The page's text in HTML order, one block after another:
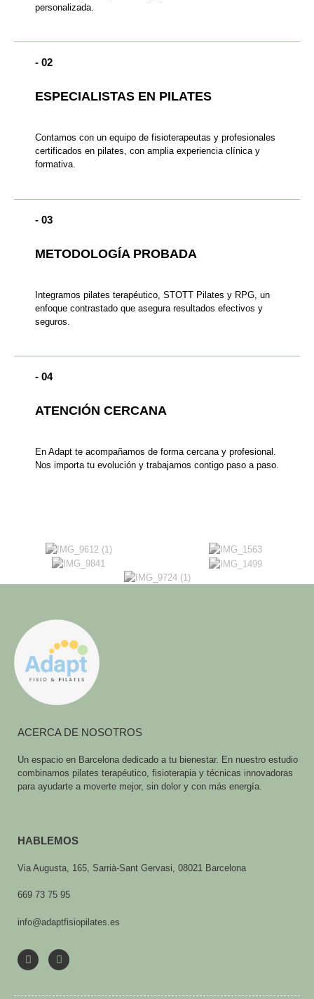
personalizada.
- 02
ESPECIALISTAS EN PILATES
Contamos con un equipo de fisioterapeutas y profesionales
certificados en pilates, con amplia experiencia clínica y
formativa.
- 03
METODOLOGÍA PROBADA
Integramos pilates terapéutico, STOTT Pilates y RPG, un
enfoque contrastado que asegura resultados efectivos y
seguros.
- 04
ATENCIÓN CERCANA
En Adapt te acompañamos de forma cercana y profesional.
Nos importa tu evolución y trabajamos contigo paso a paso.
ACERCA DE NOSOTROS
Un espacio en Barcelona dedicado a tu bienestar. En nuestro estudio
combinamos pilates terapéutico, fisioterapia y técnicas innovadoras
para ayudarte a moverte mejor, sin dolor y con más energía.
HABLEMOS
669 73 75 95